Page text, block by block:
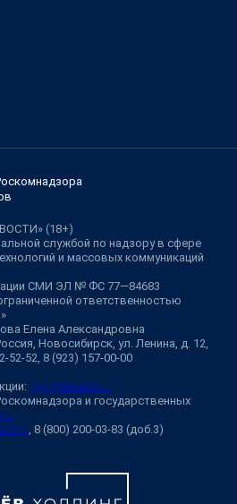
(18+)
службой по надзору в сфере
и массовых коммуникаций
СМИ ЭЛ № ФС 77—84683
ответственностью
Елена Александровна
Новосибирск, ул. Ленина, д. 12,
52-52, 8 (923) 157-00-00
ngs@shkulev.ru
и государственных
, 8 (800) 200-03-83 (доб.3)